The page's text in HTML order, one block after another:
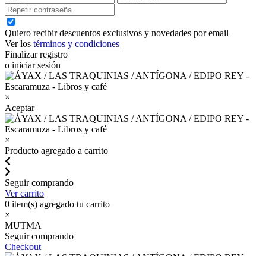
Quiero recibir descuentos exclusivos y novedades por email
Ver los términos y condiciones
Finalizar registro
o iniciar sesión
×
Aceptar
×
Producto agregado a carrito
Seguir comprando
Ver carrito
0 item(s) agregado tu carrito
×
MUTMA
Seguir comprando
Checkout